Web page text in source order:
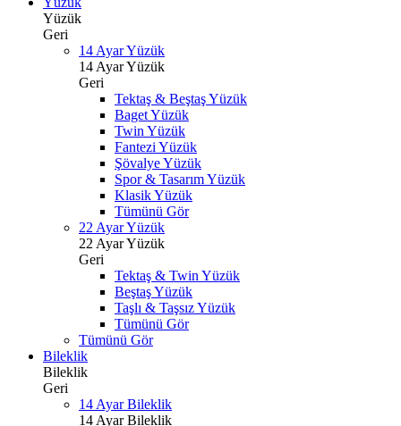
Yüzük
Geri
14 Ayar Yüzük
14 Ayar Yüzük
Geri
Tektaş & Beştaş Yüzük
Baget Yüzük
Twin Yüzük
Fantezi Yüzük
Şövalye Yüzük
Spor & Tasarım Yüzük
Klasik Yüzük
Tümünü Gör
22 Ayar Yüzük
22 Ayar Yüzük
Geri
Tektaş & Twin Yüzük
Beştaş Yüzük
Taşlı & Taşsız Yüzük
Tümünü Gör
Tümünü Gör
Bileklik
Bileklik
Geri
14 Ayar Bileklik
14 Ayar Bileklik